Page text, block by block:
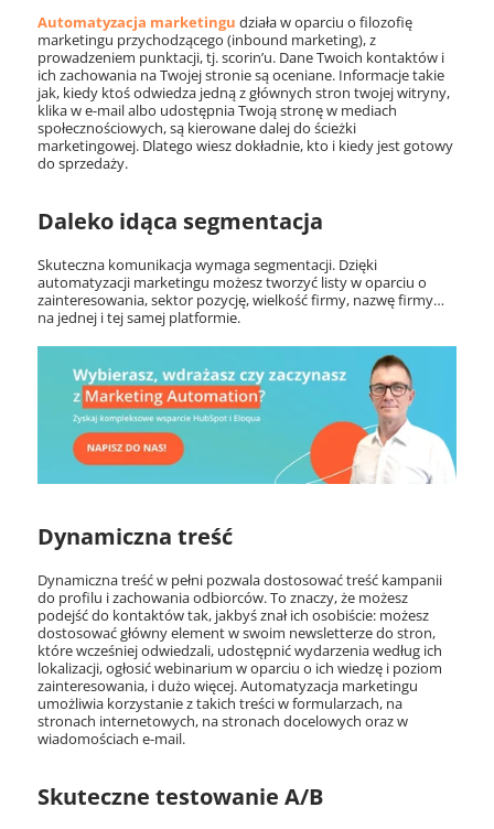
Automatyzacja marketingu działa w oparciu o filozofię
marketingu przychodzącego (inbound marketing), z
prowadzeniem punktacji, tj. scorin’u. Dane Twoich kontaktów i
ich zachowania na Twojej stronie są oceniane. Informacje takie
jak, kiedy ktoś odwiedza jedną z głównych stron twojej witryny,
klika w e-mail albo udostępnia Twoją stronę w mediach
społecznościowych, są kierowane dalej do ścieżki
marketingowej. Dlatego wiesz dokładnie, kto i kiedy jest gotowy
do sprzedaży.
Daleko idąca segmentacja
Skuteczna komunikacja wymaga segmentacji. Dzięki
automatyzacji marketingu możesz tworzyć listy w oparciu o
zainteresowania, sektor pozycję, wielkość firmy, nazwę firmy…
na jednej i tej samej platformie.
Dynamiczna treść
Dynamiczna treść w pełni pozwala dostosować treść kampanii
do profilu i zachowania odbiorców. To znaczy, że możesz
podejść do kontaktów tak, jakbyś znał ich osobiście: możesz
dostosować główny element w swoim newsletterze do stron,
które wcześniej odwiedzali, udostępnić wydarzenia według ich
lokalizacji, ogłosić webinarium w oparciu o ich wiedzę i poziom
zainteresowania, i dużo więcej. Automatyzacja marketingu
umożliwia korzystanie z takich treści w formularzach, na
stronach internetowych, na stronach docelowych oraz w
wiadomościach e-mail.
Skuteczne testowanie A/B